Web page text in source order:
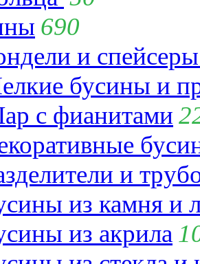
690
и
бусины и
с фианитами
и
из камня и
из акрила